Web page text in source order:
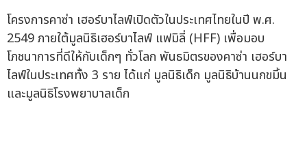
โครงการคาซ่า เฮอร์บาไลฟ์เปิดตัวในประเทศไทยในปี พ.ศ.
2549 ภายใต้มูลนิธิเฮอร์บาไลฟ์ แฟมิลี่ (HFF) เพื่อมอบ
โภชนาการที่ดีให้กับเด็กๆ ทั่วโลก พันธมิตรของคาซ่า เฮอร์บา
ไลฟ์ในประเทศทั้ง 3 ราย ได้แก่ มูลนิธิเด็ก มูลนิธิบ้านนกขมิ้น
และมูลนิธิโรงพยาบาลเด็ก